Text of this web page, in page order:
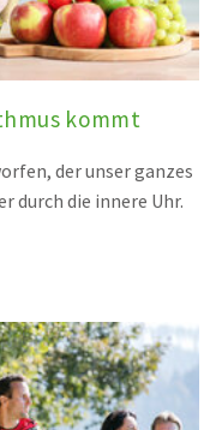
kommt
der unser ganzes
durch die innere Uhr.